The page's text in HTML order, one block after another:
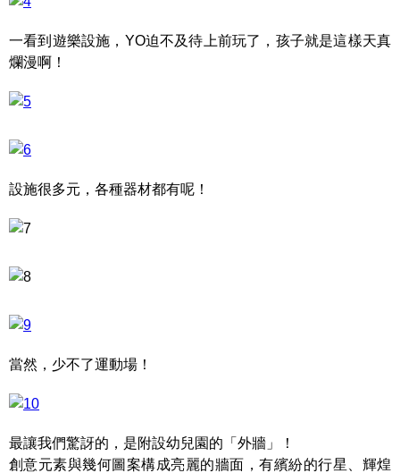
一看到遊樂設施，YO迫不及待上前玩了，孩子就是這樣天真
爛漫啊！
設施很多元，各種器材都有呢！
當然，少不了運動場！
最讓我們驚訝的，是附設幼兒園的「外牆」！
創意元素與幾何圖案構成亮麗的牆面，有繽紛的行星、輝煌